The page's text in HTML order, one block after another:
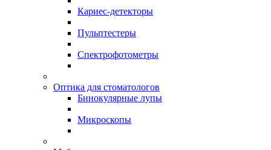
Кариес-детекторы
Пульптестеры
Спектрофотометры
Оптика для стоматологов
Бинокулярные лупы
Микроскопы